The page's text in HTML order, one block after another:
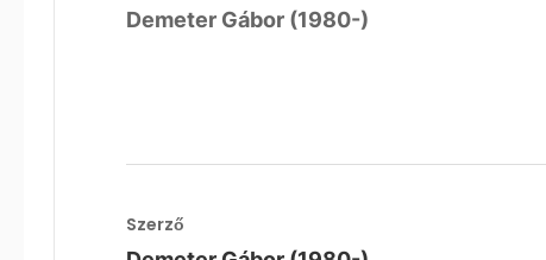
Demeter Gábor (1980-)
Szerző